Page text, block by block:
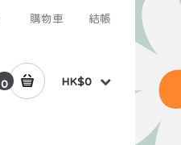
購物車 結帳
0 HK$0